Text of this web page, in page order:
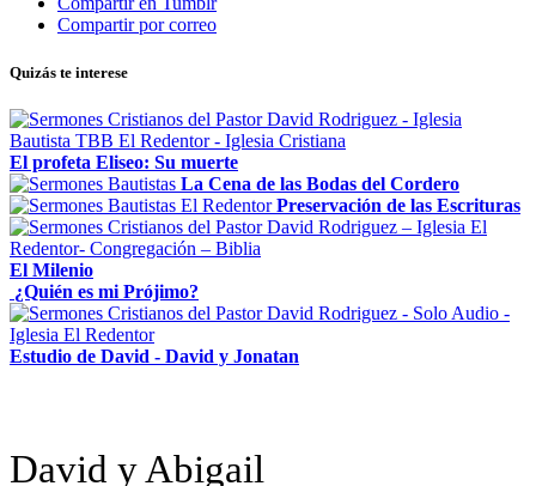
Compartir por correo
Quizás te interese
El profeta Eliseo: Su muerte
La Cena de las Bodas del Cordero
Preservación de las Escrituras
El Milenio
¿Quién es mi Prójimo?
Estudio de David - David y Jonatan
David y Abigail